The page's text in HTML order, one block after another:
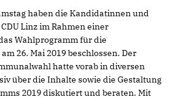
haben die Kandidatinnen und
Linz im Rahmen einer
Wahlprogramm für die
26. Mai 2019 beschlossen. Der
hatte vorab in diversen
über die Inhalte sowie die Gestaltung
2019 diskutiert und beraten. Mit